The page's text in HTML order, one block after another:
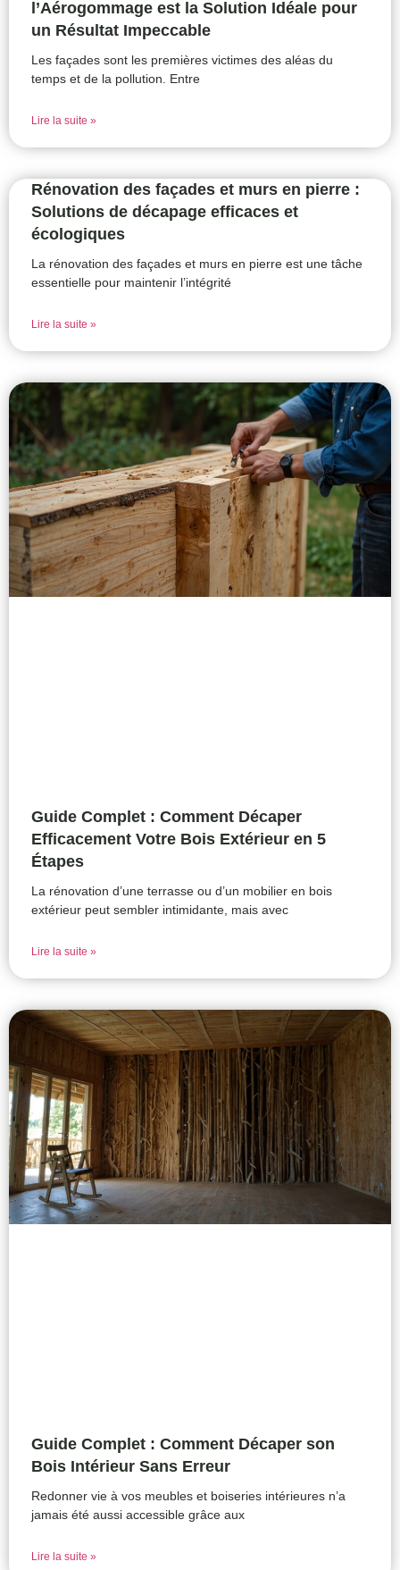
l’Aérogommage est la Solution Idéale pour
un Résultat Impeccable
Les façades sont les premières victimes des aléas du
temps et de la pollution. Entre
Lire la suite »
Rénovation des façades et murs en pierre :
Solutions de décapage efficaces et
écologiques
La rénovation des façades et murs en pierre est une tâche
essentielle pour maintenir l’intégrité
Lire la suite »
Guide Complet : Comment Décaper
Efficacement Votre Bois Extérieur en 5
Étapes
La rénovation d’une terrasse ou d’un mobilier en bois
extérieur peut sembler intimidante, mais avec
Lire la suite »
Guide Complet : Comment Décaper son
Bois Intérieur Sans Erreur
Redonner vie à vos meubles et boiseries intérieures n’a
jamais été aussi accessible grâce aux
Lire la suite »